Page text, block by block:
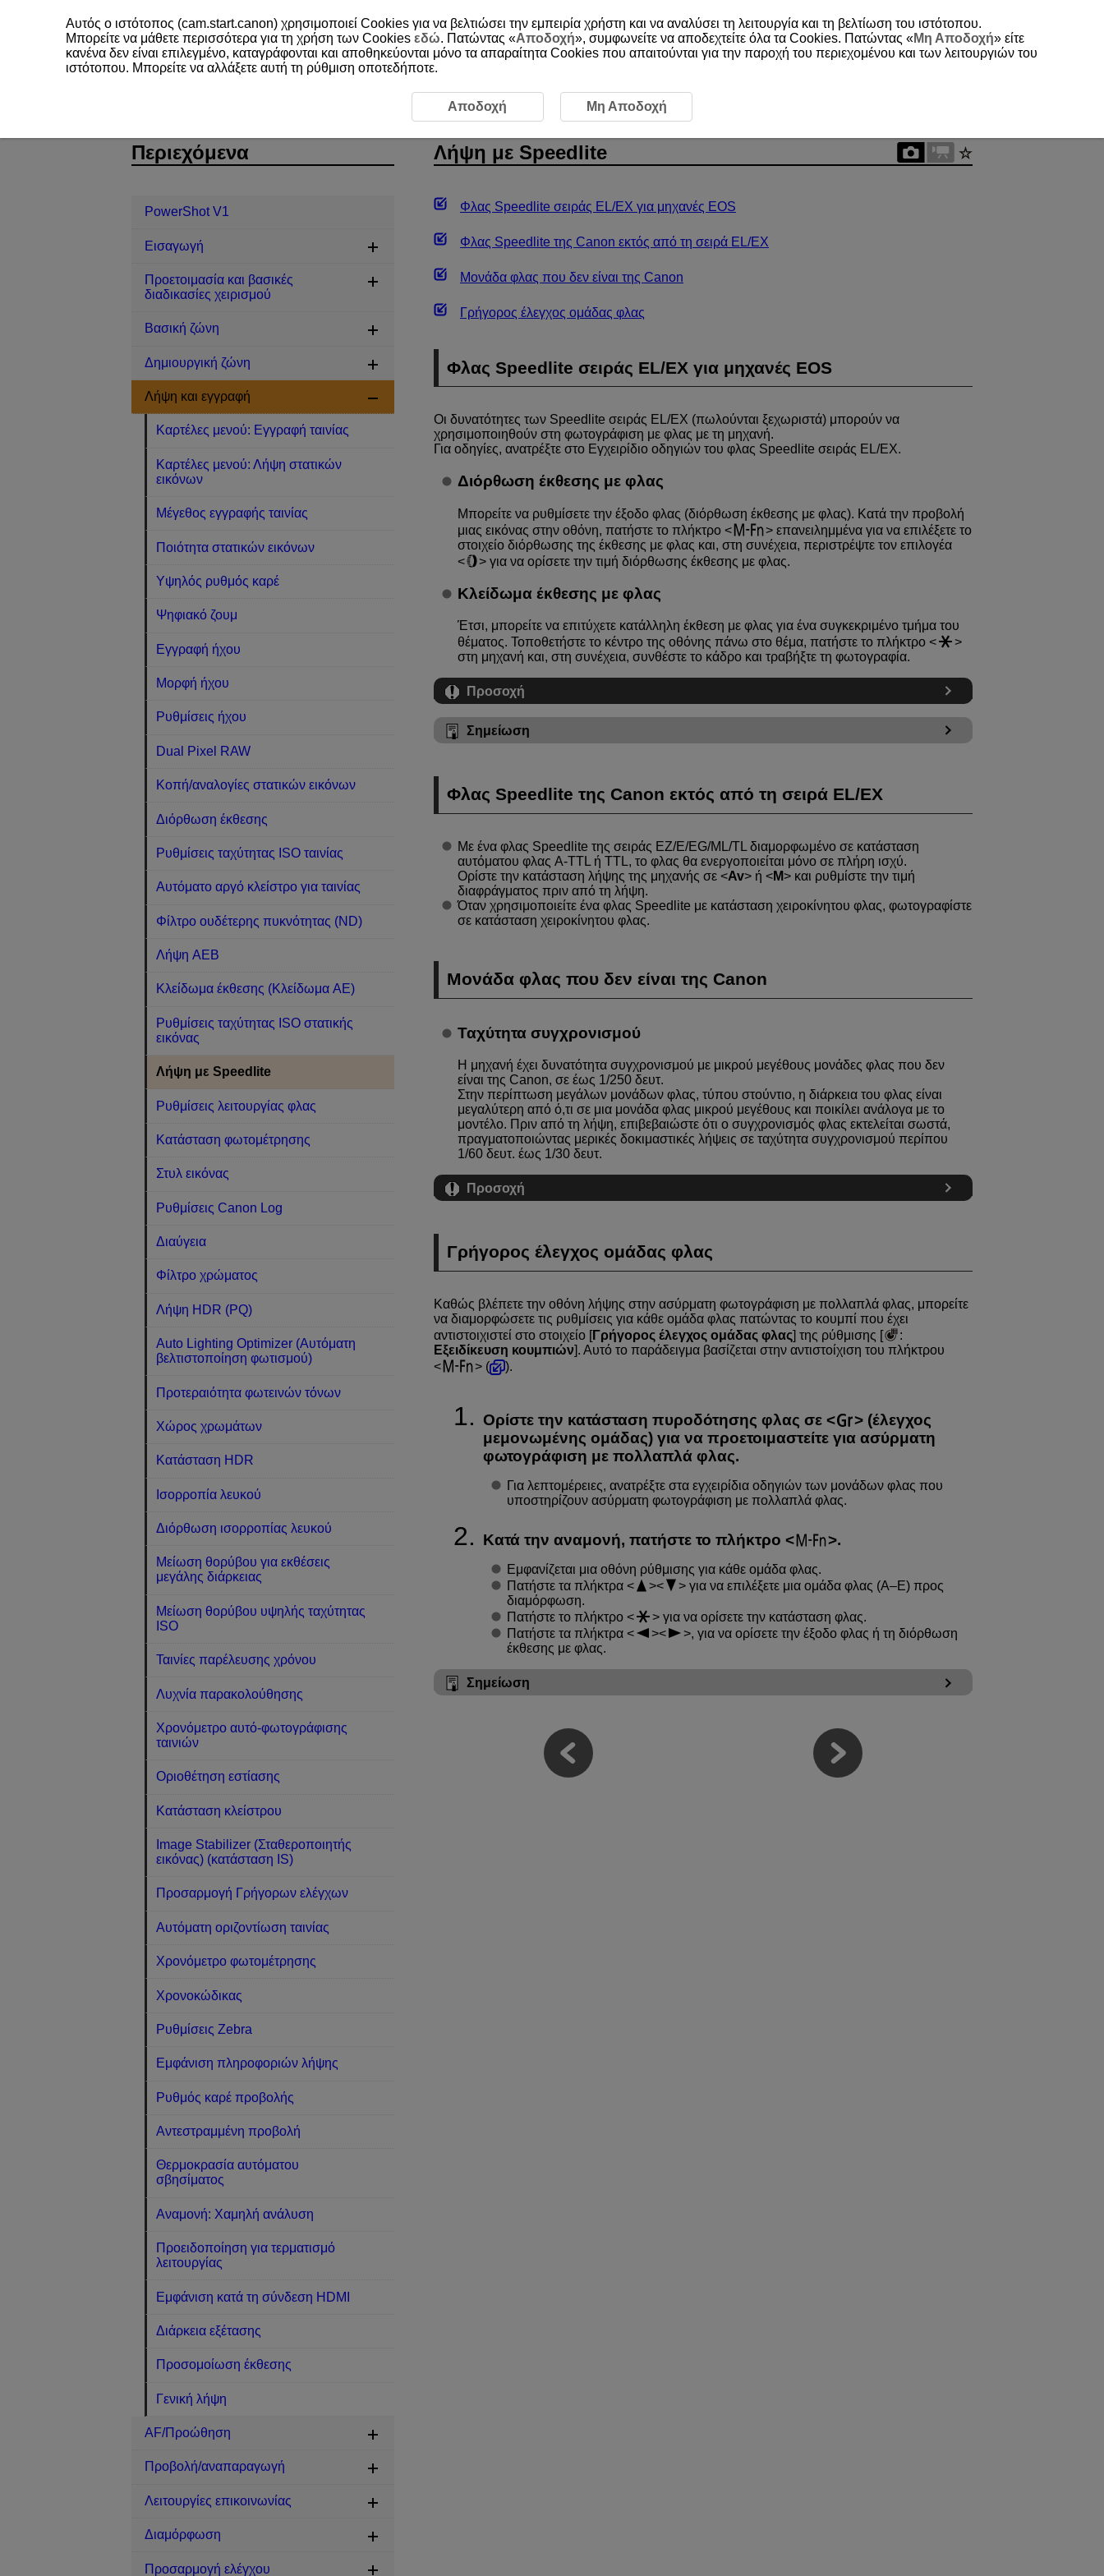
PowerShot V1 Λήψη και εγγραφή Λήψη με Speedlite
Λήψη με Speedlite
Φλας Speedlite σειράς EL/EX για μηχανές EOS
Φλας Speedlite της Canon εκτός από τη σειρά EL/EX
Μονάδα φλας που δεν είναι της Canon
Γρήγορος έλεγχος ομάδας φλας
Φλας Speedlite σειράς EL/EX για μηχανές EOS
Οι δυνατότητες των Speedlite σειράς EL/EX (πωλούνται ξεχωριστά) μπορούν να
χρησιμοποιηθούν στη φωτογράφιση με φλας με τη μηχανή.
Για οδηγίες, ανατρέξτε στο Εγχειρίδιο οδηγιών του φλας Speedlite σειράς EL/EX.
Διόρθωση έκθεσης με φλας
Μπορείτε να ρυθμίσετε την έξοδο φλας (διόρθωση έκθεσης με φλας). Κατά την προβολή
μιας εικόνας στην οθόνη, πατήστε το πλήκτρο
επανειλημμένα για να επιλέξετε το
στοιχείο διόρθωσης της έκθεσης με φλας και, στη συνέχεια, περιστρέψτε τον επιλογέα
για να ορίσετε την τιμή διόρθωσης έκθεσης με φλας.
Κλείδωμα έκθεσης με φλας
Έτσι, μπορείτε να επιτύχετε κατάλληλη έκθεση με φλας για ένα συγκεκριμένο τμήμα του
θέματος. Τοποθετήστε το κέντρο της οθόνης πάνω στο θέμα, πατήστε το πλήκτρο
στη μηχανή και, στη συνέχεια, συνθέστε το κάδρο και τραβήξτε τη φωτογραφία.
Προσοχή
Σημείωση
Φλας Speedlite της Canon εκτός από τη σειρά EL/EX
Με ένα φλας Speedlite της σειράς EZ/E/EG/ML/TL διαμορφωμένο σε κατάσταση
αυτόματου φλας A-TTLή TTL, το φλας θα ενεργοποιείται μόνο σε πλήρη ισχύ.
Ορίστε την κατάσταση λήψης της μηχανής σε
Av ή M
και ρυθμίστε την τιμή
διαφράγματος πριν από τη λήψη.
Όταν χρησιμοποιείτε ένα φλας Speedlite με κατάσταση χειροκίνητου φλας, φωτογραφίστε
σε κατάσταση χειροκίνητου φλας.
Μονάδα φλας που δεν είναι της Canon
Ταχύτητα συγχρονισμού
Η μηχανή έχει δυνατότητα συγχρονισμού με μικρού μεγέθους μονάδες φλας που δεν
είναι της Canon, σε έως 1/250 δευτ.
Στην περίπτωση μεγάλων μονάδων φλας, τύπου στούντιο, η διάρκεια του φλας είναι
μεγαλύτερη από ό,τι σε μια μονάδα φλας μικρού μεγέθους και ποικίλει ανάλογα με το
μοντέλο. Πριν από τη λήψη, επιβεβαιώστε ότι ο συγχρονισμός φλας εκτελείται σωστά,
πραγματοποιώντας μερικές δοκιμαστικές λήψεις σε ταχύτητα συγχρονισμού περίπου
1/60 δευτ. έως 1/30 δευτ.
Προσοχή
Γρήγορος έλεγχος ομάδας φλας
Καθώς βλέπετε την οθόνη λήψης στην ασύρματη φωτογράφιση με πολλαπλά φλας, μπορείτε
να διαμορφώσετε τις ρυθμίσεις για κάθε ομάδα φλας πατώντας το κουμπί που έχει
αντιστοιχιστεί στο στοιχείο [Γρήγορος έλεγχος ομάδας φλας] της ρύθμισης [
:
Εξειδίκευση κουμπιών]. Αυτό το παράδειγμα βασίζεται στην αντιστοίχιση του πλήκτρου
(
).
Ορίστε την κατάσταση πυροδότησης φλας σε
(έλεγχος
μεμονωμένης ομάδας) για να προετοιμαστείτε για ασύρματη
φωτογράφιση με πολλαπλά φλας.
Για λεπτομέρειες, ανατρέξτε στα εγχειρίδια οδηγιών των μονάδων φλας που
υποστηρίζουν ασύρματη φωτογράφιση με πολλαπλά φλας.
Κατά την αναμονή, πατήστε το πλήκτρο .
Εμφανίζεται μια οθόνη ρύθμισης για κάθε ομάδα φλας.
Πατήστε τα πλήκτρα
για να επιλέξετε μια ομάδα φλας (A–E) προς
διαμόρφωση.
Πατήστε το πλήκτρο
για να ορίσετε την κατάσταση φλας.
Πατήστε τα πλήκτρα
, για να ορίσετε την έξοδο φλας ή τη διόρθωση
έκθεσης με φλας.
Σημείωση
Περιεχόμενα
PowerShot V1
Εισαγωγή
Προετοιμασία και βασικές
διαδικασίες χειρισμού
Βασική ζώνη
Δημιουργική ζώνη
Λήψη και εγγραφή
Καρτέλες μενού: Εγγραφή ταινίας
Καρτέλες μενού: Λήψη στατικών
εικόνων
Μέγεθος εγγραφής ταινίας
Ποιότητα στατικών εικόνων
Υψηλός ρυθμός καρέ
Ψηφιακό ζουμ
Εγγραφή ήχου
Μορφή ήχου
Ρυθμίσεις ήχου
Dual Pixel RAW
Κοπή/αναλογίες στατικών εικόνων
Διόρθωση έκθεσης
Ρυθμίσεις ταχύτητας ISO ταινίας
Αυτόματο αργό κλείστρο για ταινίας
Φίλτρο ουδέτερης πυκνότητας (ND)
Λήψη AEB
Κλείδωμα έκθεσης (Κλείδωμα AE)
Ρυθμίσεις ταχύτητας ISO στατικής
εικόνας
Λήψη με Speedlite
Ρυθμίσεις λειτουργίας φλας
Κατάσταση φωτομέτρησης
Στυλ εικόνας
Ρυθμίσεις Canon Log
Διαύγεια
Φίλτρο χρώματος
Λήψη HDR (PQ)
Auto Lighting Optimizer (Αυτόματη
βελτιστοποίηση φωτισμού)
Προτεραιότητα φωτεινών τόνων
Χώρος χρωμάτων
Κατάσταση HDR
Ισορροπία λευκού
Διόρθωση ισορροπίας λευκού
Μείωση θορύβου για εκθέσεις
μεγάλης διάρκειας
Μείωση θορύβου υψηλής ταχύτητας
ISO
Ταινίες παρέλευσης χρόνου
Λυχνία παρακολούθησης
Χρονόμετρο αυτό-φωτογράφισης
ταινιών
Οριοθέτηση εστίασης
Κατάσταση κλείστρου
Image Stabilizer (Σταθεροποιητής
εικόνας) (κατάσταση IS)
Προσαρμογή Γρήγορων ελέγχων
Αυτόματη οριζοντίωση ταινίας
Χρονόμετρο φωτομέτρησης
Χρονοκώδικας
Ρυθμίσεις Zebra
Εμφάνιση πληροφοριών λήψης
Ρυθμός καρέ προβολής
Αντεστραμμένη προβολή
Θερμοκρασία αυτόματου
σβησίματος
Αναμονή: Χαμηλή ανάλυση
Προειδοποίηση για τερματισμό
λειτουργίας
Εμφάνιση κατά τη σύνδεση HDMI
Διάρκεια εξέτασης
Προσομοίωση έκθεσης
Γενική λήψη
AF/Προώθηση
Προβολή/αναπαραγωγή
Λειτουργίες επικοινωνίας
Διαμόρφωση
Προσαρμογή ελέγχου
Αυτός ο ιστότοπος (cam.start.canon) χρησιμοποιεί Cookies για να βελτιώσει την εμπειρία χρήστη και να αναλύσει τη λειτουργία και τη βελτίωση του ιστότοπου.
Μπορείτε να μάθετε περισσότερα για τη χρήση των Cookies εδώ. Πατώντας «Αποδοχή», συμφωνείτε να αποδεχτείτε όλα τα Cookies. Πατώντας «Μη Αποδοχή» είτε
κανένα δεν είναι επιλεγμένο, καταγράφονται και αποθηκεύονται μόνο τα απαραίτητα Cookies που απαιτούνται για την παροχή του περιεχομένου και των λειτουργιών του
ιστότοπου. Μπορείτε να αλλάξετε αυτή τη ρύθμιση οποτεδήποτε.
Αποδοχή Μη Αποδοχή